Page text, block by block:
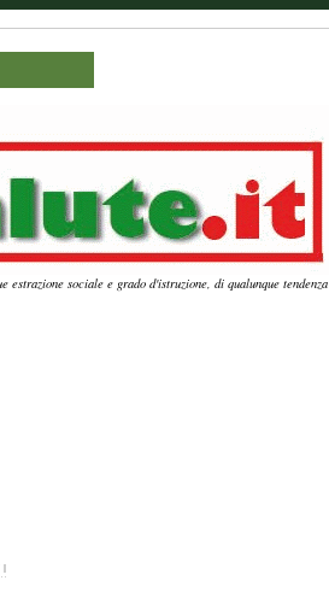
sociale e grado d'istruzione, di qualunque tendenza